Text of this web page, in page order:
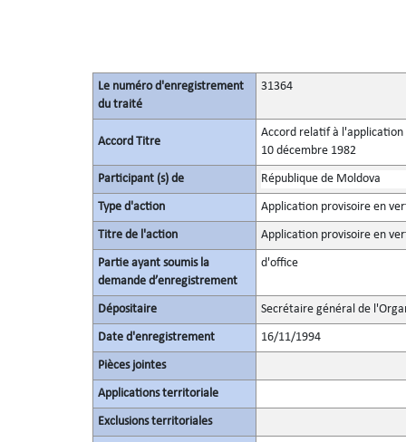
Le numéro d'enregistrement
du traité
31364
Accord Titre
Accord relatif à l'application
10 décembre 1982
Participant (s) de République de Moldova
Type d'action Application provisoire en
Titre de l'action Application provisoire en
Partie ayant soumis la
demande d’enregistrement
d'office
Dépositaire Secrétaire général de
Date d'enregistrement 16/11/1994
Pièces jointes
Applications territoriale
Exclusions territoriales